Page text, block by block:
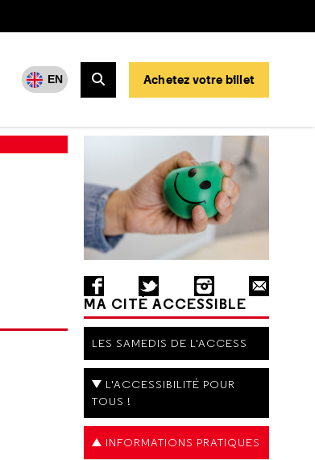
EN
Rechercher
Achetez votre billet
MA CITÉ ACCESSIBLE
LES SAMEDIS DE L'ACCESS
L'ACCESSIBILITÉ POUR
TOUS !
INFORMATIONS PRATIQUES